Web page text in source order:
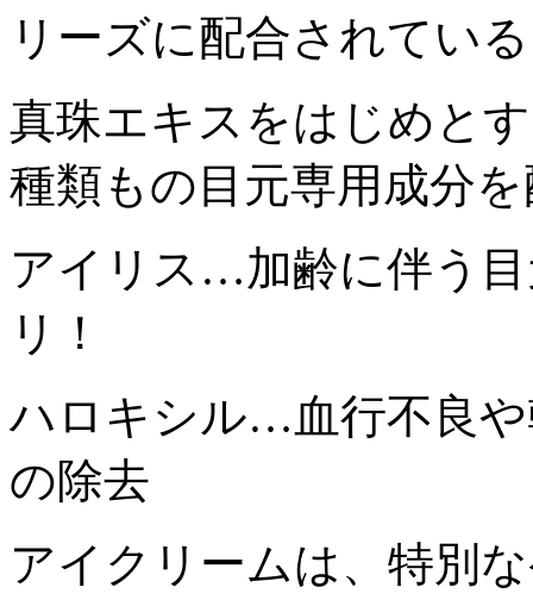
リーズに配合されている
真珠エキスをはじめと
種類もの目元専用成分
アイリス…加齢に伴う
リ！
ハロキシル…血行不良
の除去
アイクリームは、特別